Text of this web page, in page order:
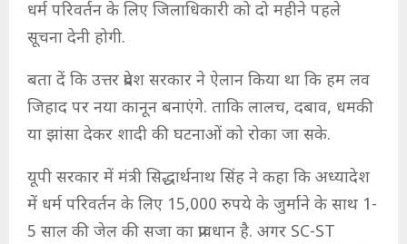
धर्म परिवर्तन के लिए जिलाधिकारी को दो महीने पहले
सूचना देनी होगी.
बता दें कि उत्तर प्रदेश सरकार ने ऐलान किया था कि हम लव
जिहाद पर नया कानून बनाएंगे. ताकि लालच, दबाव, धमकी
या झांसा देकर शादी की घटनाओं को रोका जा सके.
यूपी सरकार में मंत्री सिद्धार्थनाथ सिंह ने कहा कि अध्यादेश
में धर्म परिवर्तन के लिए 15,000 रुपये के जुर्माने के साथ 1-
5 साल की जेल की सजा का प्रावधान है. अगर SC-ST